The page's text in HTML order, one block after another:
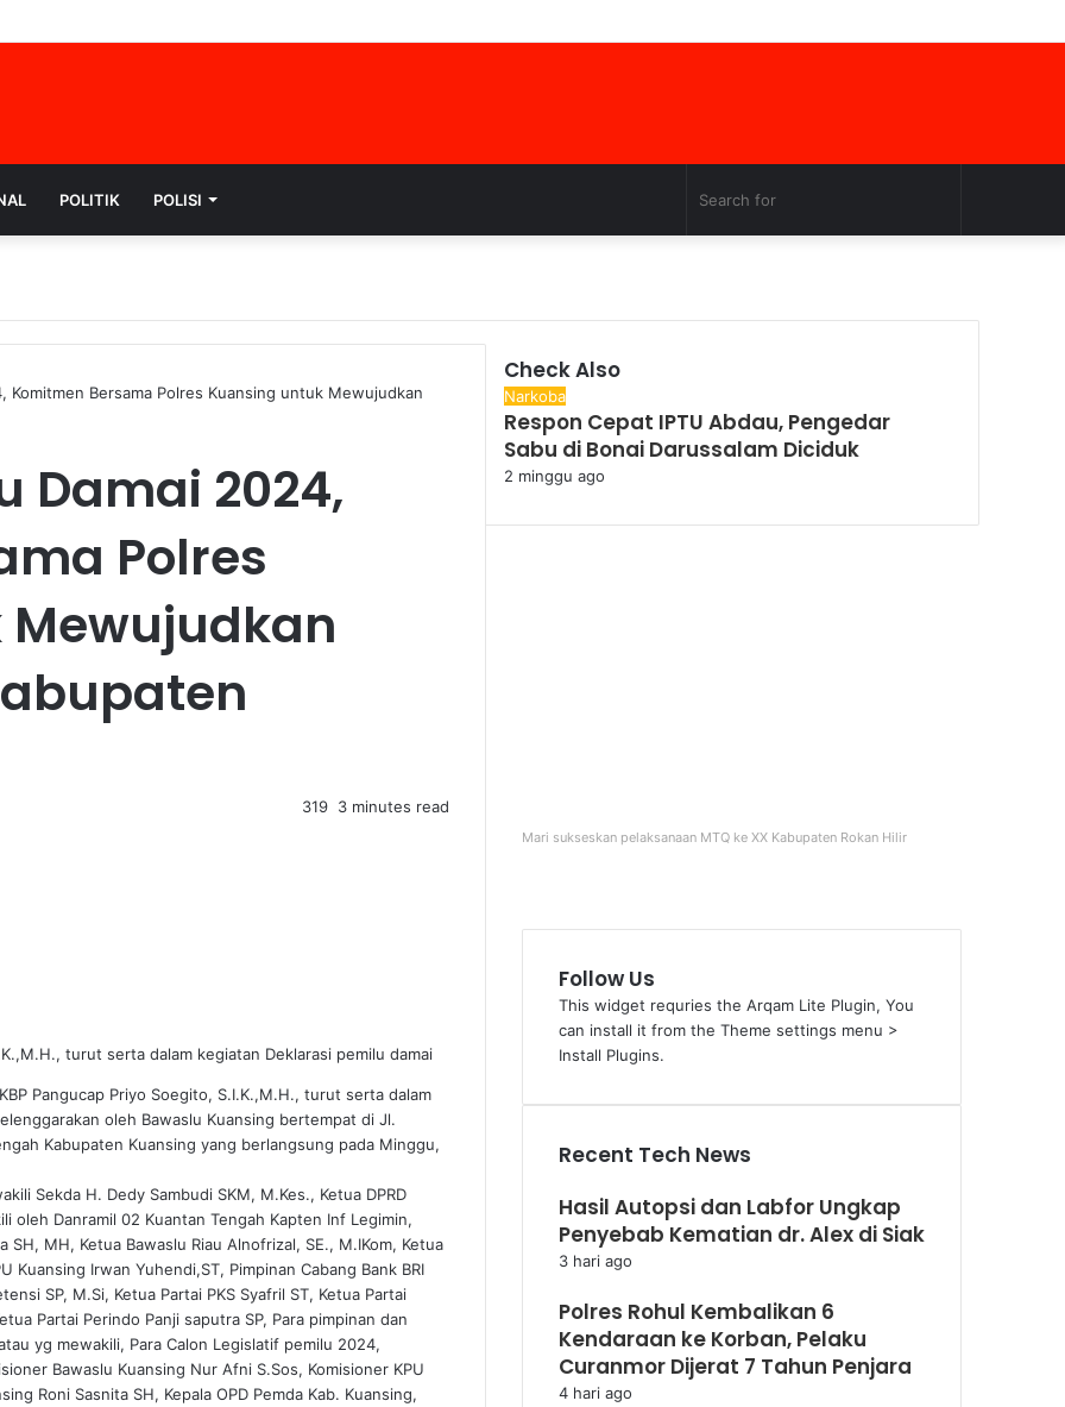
POLITIK POLISI Random
Komitmen Bersama Polres Kuansing untuk Mewujudkan
Damai 2024,
Polres
319 3 minutes read
turut serta dalam kegiatan Deklarasi pemilu damai
Pangucap Priyo Soegito, S.I.K.,M.H., turut serta dalam
oleh Bawaslu Kuansing bertempat di Jl.
Kabupaten Kuansing yang berlangsung pada Minggu,
Sekda H. Dedy Sambudi SKM, M.Kes., Ketua DPRD
oleh Danramil 02 Kuantan Tengah Kapten Inf Legimin,
SH, MH, Ketua Bawaslu Riau Alnofrizal, SE., M.IKom, Ketua
Kuansing Irwan Yuhendi,ST, Pimpinan Cabang Bank BRI
SP, M.Si, Ketua Partai PKS Syafril ST, Ketua Partai
Partai Perindo Panji saputra SP, Para pimpinan dan
yg mewakili, Para Calon Legislatif pemilu 2024,
Bawaslu Kuansing Nur Afni S.Sos, Komisioner KPU
Roni Sasnita SH, Kepala OPD Pemda Kab. Kuansing,
Check Also
Close
Narkoba
Respon Cepat IPTU Abdau, Pengedar
Sabu di Bonai Darussalam Diciduk
2 minggu ago
Mari sukseskan pelaksanaan MTQ ke XX Kabupaten Rokan Hilir
Follow Us
This widget requries the Arqam Lite Plugin, You
can install it from the Theme settings menu >
Install Plugins.
Recent Tech News
Hasil Autopsi dan Labfor Ungkap
Penyebab Kematian dr. Alex di Siak
3 hari ago
Polres Rohul Kembalikan 6
Kendaraan ke Korban, Pelaku
Curanmor Dijerat 7 Tahun Penjara
4 hari ago